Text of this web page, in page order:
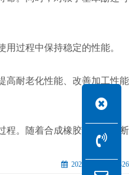
过程中保持稳定的性能。
高耐老化性能、改善加工性能
程。随着合成橡胶工业的不断
2024-07-23 426